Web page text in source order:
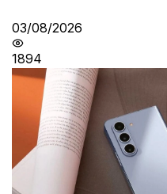
03/08/2026
1894